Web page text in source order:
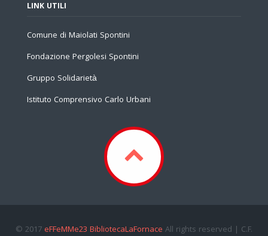
LINK UTILI
Comune di Maiolati Spontini
Fondazione Pergolesi Spontini
Gruppo Solidarietà
Istituto Comprensivo Carlo Urbani
© 2017 eFFeMMe23 BibliotecaLaFornace All rights reserved | C.F.